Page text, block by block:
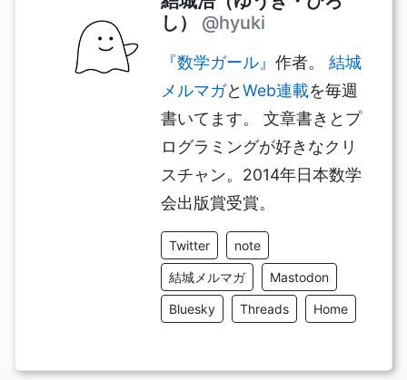
し）
@hyuki
『数学ガール』 作者。 結城
メルマガとWeb連載を毎週
書いてます。 文章書きとプ
ログラミングが好きなクリ
スチャン。2014年日本数学
会出版賞受賞。
Twitter note
結城メルマガ Mastodon
Bluesky Threads Home